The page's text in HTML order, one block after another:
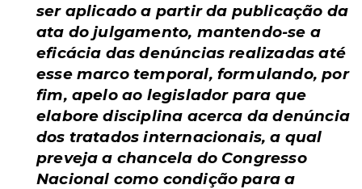
ser aplicado a partir da publicação da
ata do julgamento, mantendo-se a
eficácia das denúncias realizadas até
esse marco temporal, formulando, por
fim, apelo ao legislador para que
elabore disciplina acerca da denúncia
dos tratados internacionais, a qual
preveja a chancela do Congresso
Nacional como condição para a